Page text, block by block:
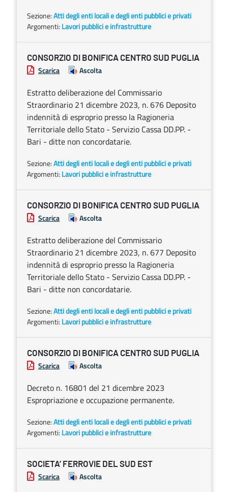
Sezione:Atti degli enti locali e degli enti pubblici e privati
Argomenti: Lavori pubblici e infrastrutture
CONSORZIO DI BONIFICA CENTRO SUD PUGLIA
Scarica Ascolta
Estratto deliberazione del Commissario
Straordinario 21 dicembre 2023, n. 676 Deposito
indennità di esproprio presso la Ragioneria
Territoriale dello Stato - Servizio Cassa DD.PP. -
Bari - ditte non concordatarie.
Sezione:Atti degli enti locali e degli enti pubblici e privati
Argomenti: Lavori pubblici e infrastrutture
CONSORZIO DI BONIFICA CENTRO SUD PUGLIA
Scarica Ascolta
Estratto deliberazione del Commissario
Straordinario 21 dicembre 2023, n. 677 Deposito
indennità di esproprio presso la Ragioneria
Territoriale dello Stato - Servizio Cassa DD.PP. -
Bari - ditte non concordatarie.
Sezione:Atti degli enti locali e degli enti pubblici e privati
Argomenti: Lavori pubblici e infrastrutture
CONSORZIO DI BONIFICA CENTRO SUD PUGLIA
Scarica Ascolta
Decreto n. 16801 del 21 dicembre 2023
Espropriazione e occupazione permanente.
Sezione:Atti degli enti locali e degli enti pubblici e privati
Argomenti: Lavori pubblici e infrastrutture
SOCIETA’ FERROVIE DEL SUD EST
Scarica Ascolta